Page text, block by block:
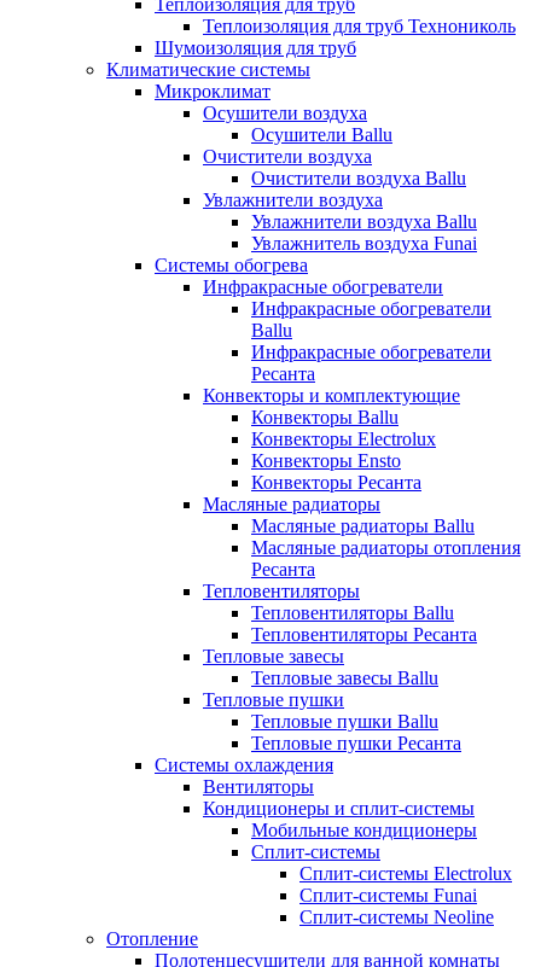
Теплоизоляция для труб
Теплоизоляция для труб Технониколь
Шумоизоляция для труб
Климатические системы
Микроклимат
Осушители воздуха
Осушители Ballu
Очистители воздуха
Очистители воздуха Ballu
Увлажнители воздуха
Увлажнители воздуха Ballu
Увлажнитель воздуха Funai
Системы обогрева
Инфракрасные обогреватели
Инфракрасные обогреватели
Ballu
Инфракрасные обогреватели
Ресанта
Конвекторы и комплектующие
Конвекторы Ballu
Конвекторы Electrolux
Конвекторы Ensto
Конвекторы Ресанта
Масляные радиаторы
Масляные радиаторы Ballu
Масляные радиаторы отопления
Ресанта
Тепловентиляторы
Тепловентиляторы Ballu
Тепловентиляторы Ресанта
Тепловые завесы
Тепловые завесы Ballu
Тепловые пушки
Тепловые пушки Ballu
Тепловые пушки Ресанта
Системы охлаждения
Вентиляторы
Кондиционеры и сплит-системы
Мобильные кондиционеры
Сплит-системы
Сплит-системы Electrolux
Сплит-системы Funai
Сплит-системы Neoline
Отопление
Полотенцесушители для ванной комнаты